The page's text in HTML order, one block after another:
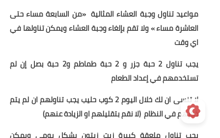
مواعيد تناول وجبة العشاء المثالية «من السابعة مساء حتى
العاشرة مساء » ولا تقم بإلغاء وجبة العشاء ويمكن تناولها في
اي وقت
يجب تناول 2 حبة جزر و 2 حبة طماطم و2 حبة بصل إن لم
تستخدمهم في إعداد الطعام
لا تنسى ان لك خلال اليوم 2 كوب حليب يجب تناولهم ان لم يتم
ذكرهم في النظام (لا نقم بتقليلهم او الزيادة عنهم)